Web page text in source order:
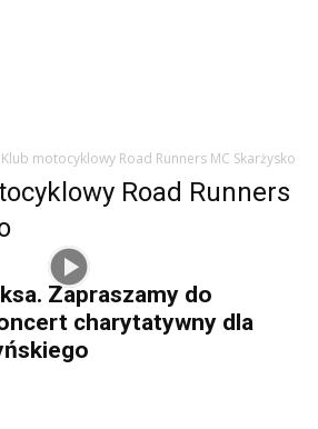
Klub motocyklowy Road Runners MC Skarżysko
Road Runners
Zapraszamy do
charytatywny dla